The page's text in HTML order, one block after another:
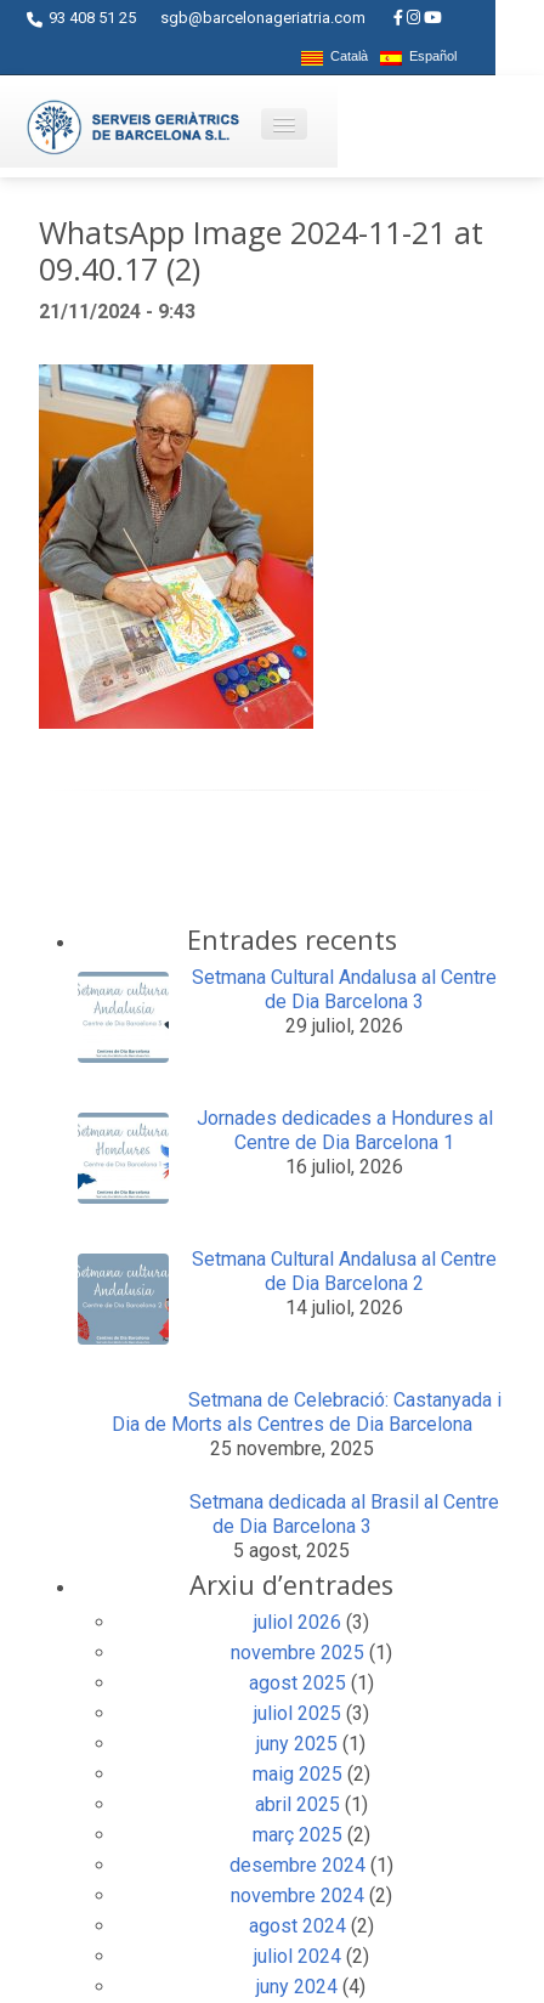
93 408 51 25 sgb@barcelonageriatria.com
Català Español
Serveis
Activitats
Centres
Ajuts
Contacte
Blog
WhatsApp Image 2024-11-21 at
09.40.17 (2)
21/11/2024 - 9:43
Entrades recents
Setmana Cultural Andalusa al Centre
de Dia Barcelona 3
29 juliol, 2026
Jornades dedicades a Hondures al
Centre de Dia Barcelona 1
16 juliol, 2026
Setmana Cultural Andalusa al Centre
de Dia Barcelona 2
14 juliol, 2026
Setmana de Celebració: Castanyada i
Dia de Morts als Centres de Dia Barcelona
25 novembre, 2025
Setmana dedicada al Brasil al Centre
de Dia Barcelona 3
5 agost, 2025
Arxiu d’entrades
juliol 2026 (3)
novembre 2025 (1)
agost 2025 (1)
juliol 2025 (3)
juny 2025 (1)
maig 2025 (2)
abril 2025 (1)
març 2025 (2)
desembre 2024(1)
novembre 2024(2)
agost 2024(2)
juliol 2024(2)
juny 2024 (4)